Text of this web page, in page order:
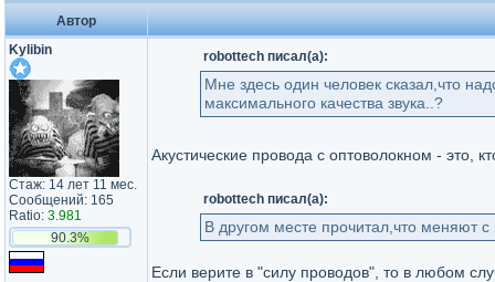
Автор
Kylibin
Стаж: 14 лет 11 мес.
Сообщений: 165
Ratio: 3.981
90.3%
robottech писал(а):
Мне здесь один человек сказал,что
максимального качества звука..?
Акустические провода с оптоволокном - это,
robottech писал(а):
В другом месте прочитал,что меняют
Если верите в "силу проводов", то в любом